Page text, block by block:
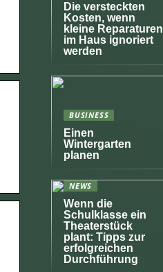
Die versteckten
Kosten, wenn
kleine Reparaturen
im Haus ignoriert
werden
BUSINESS
Einen
Wintergarten
planen
NEWS
Wenn die
Schulklasse ein
Theaterstück
plant: Tipps zur
erfolgreichen
Durchführung